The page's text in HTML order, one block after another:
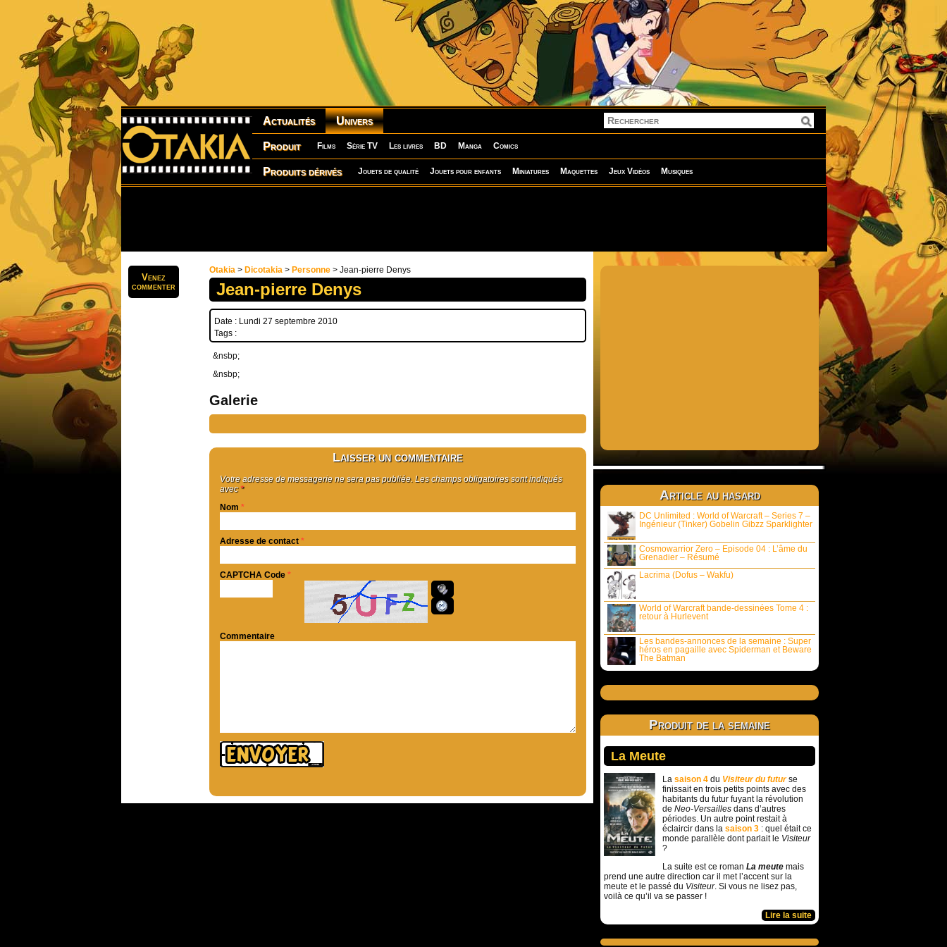
Actualités Univers
Produit Films Série TV Les livres BD Manga Comics
Produits dérivés Jouets de qualité Jouets pour enfants Miniatures Maquettes Jeux Vidéos Musiques
Venez
commenter
Otakia > Dicotakia > Personne > Jean-pierre Denys
Jean-pierre Denys
Date : Lundi 27 septembre 2010
Tags :
&nsbp;
&nsbp;
Galerie
Laisser un commentaire
Votre adresse de messagerie ne sera pas publiée. Les champs obligatoires sont indiqués
avec*
Nom *
Adresse de contact *
CAPTCHA Code *
Commentaire
Article au hasard
DC Unlimited : World of Warcraft – Series 7 –
Ingénieur (Tinker) Gobelin Gibzz Sparklighter
Cosmowarrior Zero – Episode 04 : L’âme du
Grenadier – Résumé
Lacrima (Dofus – Wakfu)
World of Warcraft bande-dessinées Tome 4 :
retour à Hurlevent
Les bandes-annonces de la semaine : Super
héros en pagaille avec Spiderman et Beware
The Batman
Produit de la semaine
La Meute
La saison 4 du Visiteur du futurse
finissait en trois petits points avec des
habitants du futur fuyant la révolution
de Neo-Versailles dans d’autres
périodes. Un autre point restait à
éclaircir dans la saison 3 : quel était ce
monde parallèle dont parlait le Visiteur
?
La suite est ce roman La meute mais
prend une autre direction car il met l’accent sur la
meute et le passé du Visiteur. Si vous ne lisez pas,
voilà ce qu’il va se passer !
Lire la suite